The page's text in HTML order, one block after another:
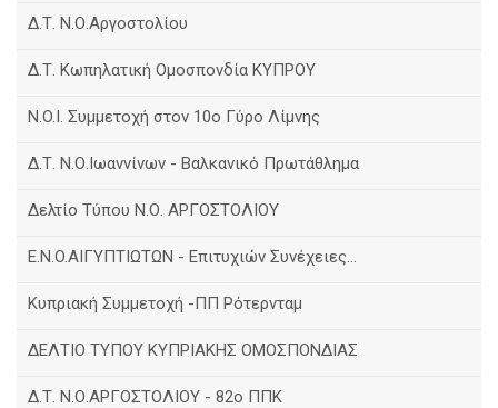
Δ.Τ. Ν.Ο.Αργοστολίου
Δ.Τ. Κωπηλατική Ομοσπονδία ΚΥΠΡΟΥ
N.O.I. Συμμετοχή στον 10ο Γύρο Λίμνης
Δ.Τ. Ν.Ο.Ιωαννίνων - Βαλκανικό Πρωτάθλημα
Δελτίο Τύπου Ν.Ο. ΑΡΓΟΣΤΟΛΙΟΥ
E.N.O.AIΓΥΠΤΙΩΤΩΝ - Επιτυχιών Συνέχειες...
Κυπριακή Συμμετοχή -ΠΠ Ρότερνταμ
ΔΕΛΤΙΟ ΤΥΠΟΥ ΚΥΠΡΙΑΚΗΣ ΟΜΟΣΠΟΝΔΙΑΣ
Δ.Τ. Ν.Ο.ΑΡΓΟΣΤΟΛΙΟΥ - 82ο ΠΠΚ